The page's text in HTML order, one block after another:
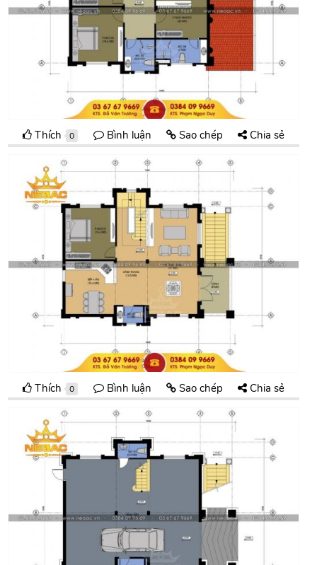
Thích 0 Bình luận Sao chép Chia sẻ
Thích 0 Bình luận Sao chép Chia sẻ